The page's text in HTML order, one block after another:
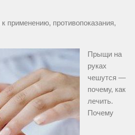
применению, противопоказания,
Прыщи на
руках
чешутся —
почему, как
лечить.
Почему